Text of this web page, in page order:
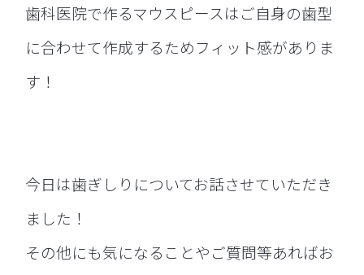
歯科医院で作るマウスピースはご自身の歯型
に合わせて作成するためフィット感がありま
す！
今日は歯ぎしりについてお話させていただき
ました！
その他にも気になることやご質問等あればお